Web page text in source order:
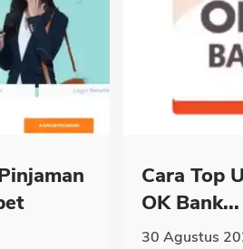
Cara Top
OK Bank...
30 Agustus